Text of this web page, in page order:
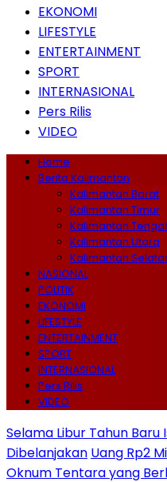
EKONOMI
LIFESTYLE
ENTERTAINMENT
SPORT
INTERNASIONAL
Pers Rilis
VIDEO
Home
Berita Kalimantan
Kalimantan Barat
Kalimantan Timur
Kalimantan
Kalimantan Utara
Kalimantan
NASIONAL
POLITIK
EKONOMI
LIFESTYLE
ENTERTAINMENT
SPORT
INTERNASIONAL
Pers Rilis
VIDEO
Selama Libur Tahun Baru
Dibelanjakan Uang Rp2
Oknum Tentara yang